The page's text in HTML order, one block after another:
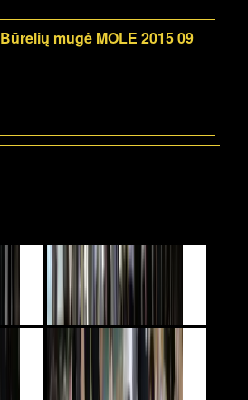
Būrelių mugė MOLE 2015 09